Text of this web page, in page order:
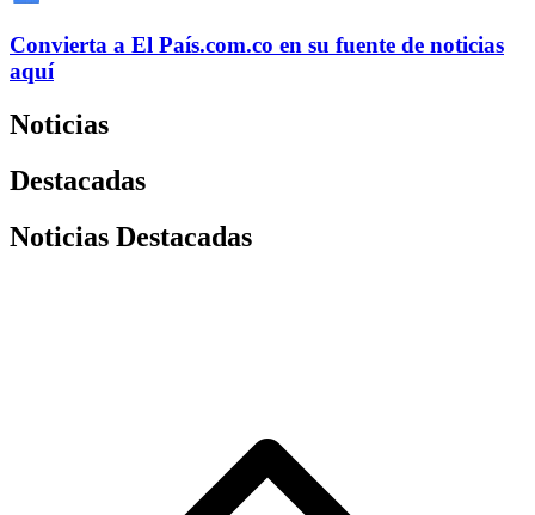
Convierta a El País.com.co en su fuente de noticias
aquí
Noticias
Destacadas
Noticias Destacadas